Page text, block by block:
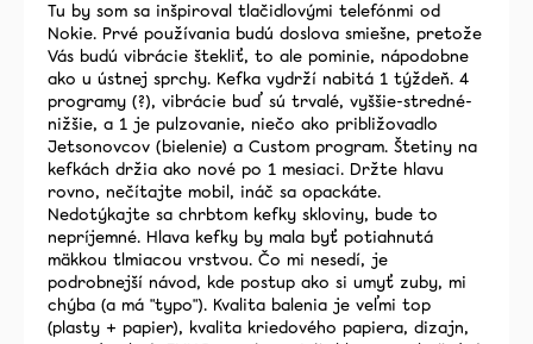
n
o
t
e
n
í
Tu by som sa inšpiroval tlačidlovými telefónmi od
Nokie. Prvé používania budú doslova smiešne, pretože
Vás budú vibrácie štekliť, to ale pominie, nápodobne
ako u ústnej sprchy. Kefka vydrží nabitá 1 týždeň. 4
programy (?), vibrácie buď sú trvalé, vyššie-stredné-
nižšie, a 1 je pulzovanie, niečo ako približovadlo
Jetsonovcov (bielenie) a Custom program. Štetiny na
kefkách držia ako nové po 1 mesiaci. Držte hlavu
rovno, nečítajte mobil, ináč sa opackáte.
Nedotýkajte sa chrbtom kefky skloviny, bude to
nepríjemné. Hlava kefky by mala byť potiahnutá
mäkkou tlmiacou vrstvou. Čo mi nesedí, je
podrobnejší návod, kde postup ako si umyť zuby, mi
chýba (a má "typo"). Kvalita balenia je veľmi top
(plasty + papier), kvalita kriedového papiera, dizajn,